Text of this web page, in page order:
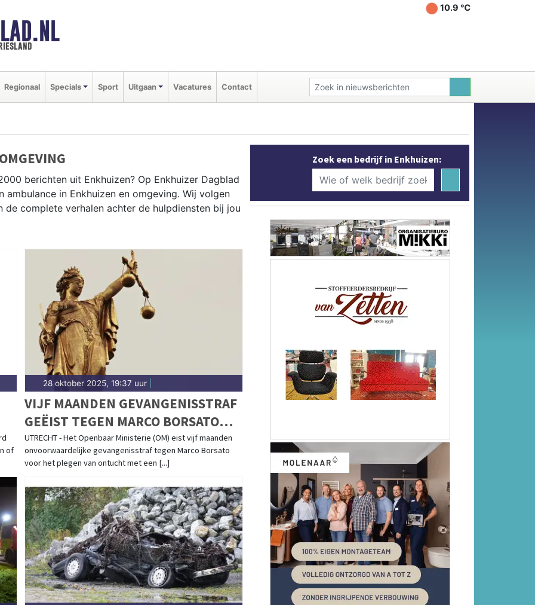
10.9 ℃
Regionaal Specials Sport Uitgaan Vacatures Contact
berichten uit Enkhuizen? Op Enkhuizer Dagblad
in Enkhuizen en omgeving. Wij volgen
complete verhalen achter de hulpdiensten bij jou
in Enkhuizen centrum, Bovenkarspel en
of
28 oktober 2025, 19:37 uur|
VIJF MAANDEN GEVANGENISSTRAF
GEËIST TEGEN MARCO BORSATO
VOOR ONTUCHT MET
MINDERJARIGE
UTRECHT - Het Openbaar Ministerie (OM) eist vijf maanden
onvoorwaardelijke gevangenisstraf tegen Marco Borsato
voor het plegen van ontucht met een [...]
Zoek een bedrijf in Enkhuizen: